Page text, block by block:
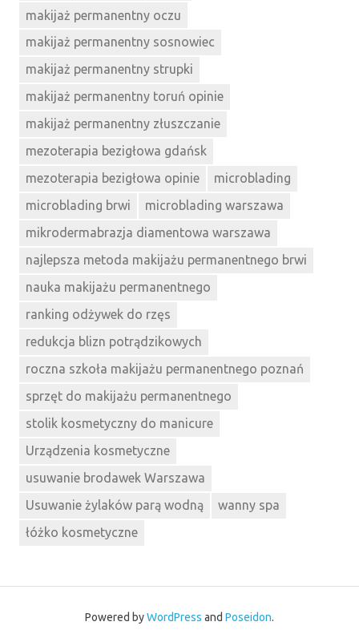
makijaż permanentny oczu
makijaż permanentny sosnowiec
makijaż permanentny strupki
makijaż permanentny toruń opinie
makijaż permanentny złuszczanie
mezoterapia bezigłowa gdańsk
mezoterapia bezigłowa opinie
microblading
microblading brwi
microblading warszawa
mikrodermabrazja diamentowa warszawa
najlepsza metoda makijażu permanentnego brwi
nauka makijażu permanentnego
ranking odżywek do rzęs
redukcja blizn potrądzikowych
roczna szkoła makijażu permanentnego poznań
sprzęt do makijażu permanentnego
stolik kosmetyczny do manicure
Urządzenia kosmetyczne
usuwanie brodawek Warszawa
Usuwanie żylaków parą wodną
wanny spa
łóżko kosmetyczne
Powered byWordPress and Poseidon.